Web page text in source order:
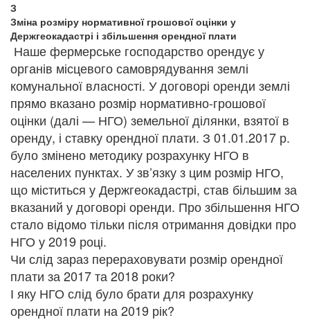
З
Зміна розміру нормативної грошової оцінки у
Держгеокадастрі і збільшення орендної плати
Наше фермерське господарство орендує у
органів місцевого самоврядування землі
комунальної власності. У договорі оренди землі
прямо вказано розмір нормативно-грошової
оцінки (далі — НГО) земельної ділянки, взятої в
оренду, і ставку орендної плати. З 01.01.2017 р.
було змінено методику розрахунку НГО в
населених пунктах. У зв’язку з цим розмір НГО,
що міститься у Держгеокадастрі, став більшим за
вказаний у договорі оренди. Про збільшення НГО
стало відомо тільки після отримання довідки про
НГО у 2019 році.
Чи слід зараз перераховувати розмір орендної
плати за 2017 та 2018 роки?
І яку НГО слід було брати для розрахунку
орендної плати на 2019 рік?